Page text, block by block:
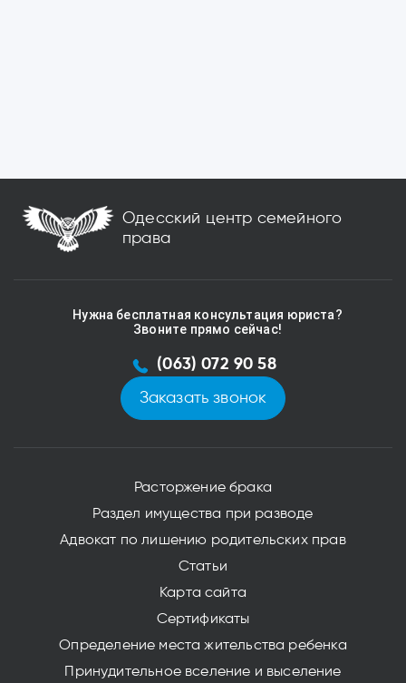
Одесский центр семейного
права
Нужна бесплатная консультация юриста?
Звоните прямо сейчас!
(063) 072 90 58
Заказать звонок
Расторжение брака
Раздел имущества при разводе
Адвокат по лишению родительских прав
Статьи
Карта сайта
Сертификаты
Определение места жительства ребенка
Принудительное вселение и выселение